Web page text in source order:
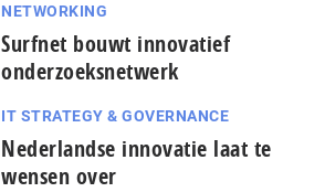
NETWORKING
Surfnet bouwt innovatief
onderzoeksnetwerk
IT STRATEGY & GOVERNANCE
Nederlandse innovatie laat te
wensen over